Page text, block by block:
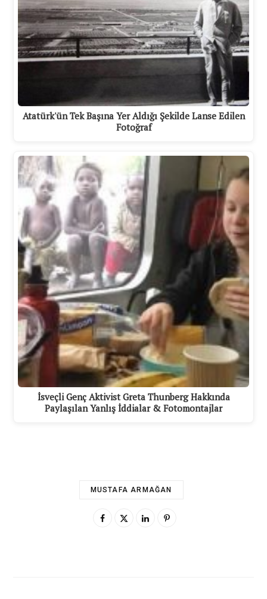
Atatürk'ün Tek Başına Yer Aldığı Şekilde Lanse Edilen
Fotoğraf
İsveçli Genç Aktivist Greta Thunberg Hakkında
Paylaşılan Yanlış İddialar & Fotomontajlar
MUSTAFA ARMAĞAN